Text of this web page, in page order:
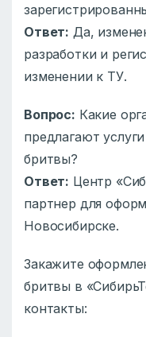
Ответ: Да,
разработки и
изменении к ТУ.
Вопрос: Какие
предлагают
бритвы?
Ответ: Центр
партнер для
Новосибирске.
Закажите
бритвы в
контакты: